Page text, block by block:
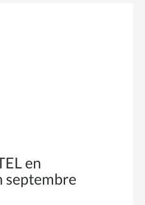
en
septembre